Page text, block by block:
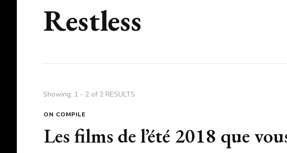
Restless
Showing: 1 - 2 of 2 RESULTS
ON COMPILE
Les films de l’été 2018 que